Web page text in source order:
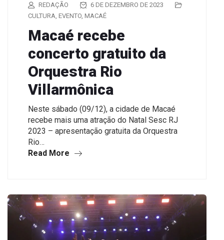
REDAÇÃO
6 DE DEZEMBRO DE 2023
CULTURA EVENTO MACAÉ
Macaé recebe
concerto gratuito da
Orquestra Rio
Villarmônica
Neste sábado (09/12), a cidade de Macaé
recebe mais uma atração do Natal Sesc RJ
2023 – apresentação gratuita da Orquestra
Rio…
Read More